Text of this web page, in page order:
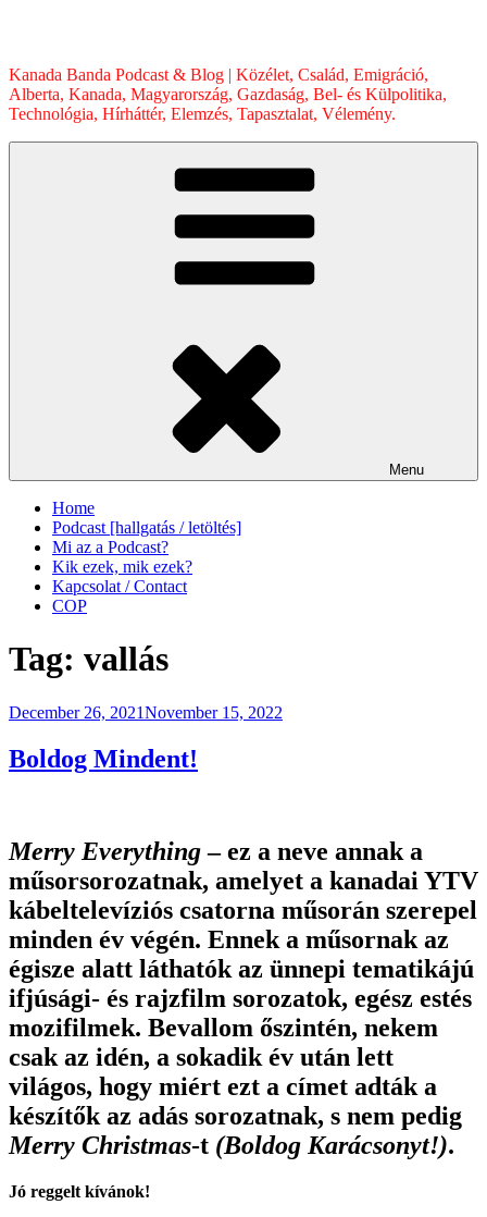
Kanada Banda Podcast & Blog | Közélet, Család, Emigráció,
Alberta, Kanada, Magyarország, Gazdaság, Bel- és Külpolitika,
Technológia, Hírháttér, Elemzés, Tapasztalat, Vélemény.
Menu
Home
Podcast [hallgatás / letöltés]
Mi az a Podcast?
Kik ezek, mik ezek?
Kapcsolat / Contact
COP
Tag: vallás
Posted
December 26, 2021November 15, 2022
Boldog Mindent!
Merry Everything– ez a neve annak a
műsorsorozatnak, amelyet a kanadai YTV
kábeltelevíziós csatorna műsorán szerepel
minden év végén. Ennek a műsornak az
égisze alatt láthatók az ünnepi tematikájú
ifjúsági- és rajzfilm sorozatok, egész estés
mozifilmek. Bevallom őszintén, nekem
csak az idén, a sokadik év után lett
világos, hogy miért ezt a címet adták a
készítők az adás sorozatnak, s nem pedig
Merry Christmas-t (Boldog Karácsonyt!).
Jó reggelt kívánok!